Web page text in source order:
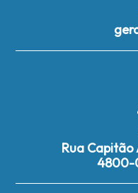
Rua Capitão
4800-